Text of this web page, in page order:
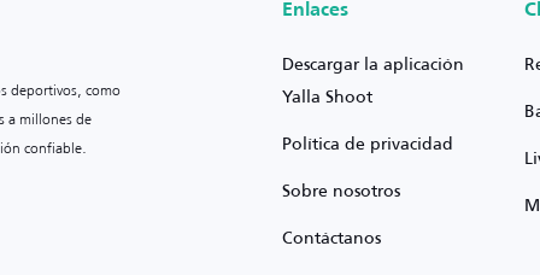
deportivos, como
a millones de
confiable.
Enlaces
Descargar la aplicación
Yalla Shoot
Política de privacidad
Sobre nosotros
Contáctanos